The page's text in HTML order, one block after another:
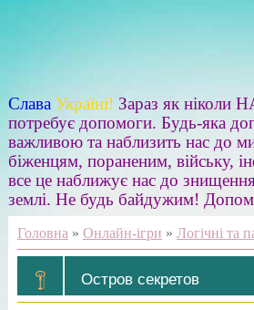
Слава Україні! Зараз як ніколи
потребує допомоги. Будь-яка
важливою та наблизить нас до
біженцям, пораненим, війську,
все це наближує нас до
землі. Не будь байдужим!
Головна » Онлайн-ігри » Логічні та
Остров секретов